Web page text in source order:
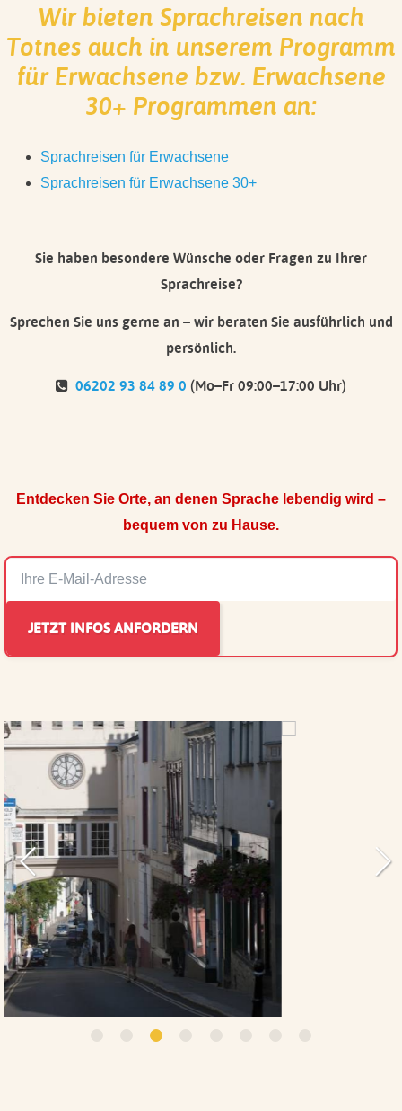
Wir bieten Sprachreisen nach
Totnes auch in unserem Programm
für Erwachsene bzw. Erwachsene
30+ Programmen an:
Sprachreisen für Erwachsene
Sprachreisen für Erwachsene 30+
Sie haben besondere Wünsche oder Fragen zu Ihrer
Sprachreise?
Sprechen Sie uns gerne an – wir beraten Sie ausführlich und
persönlich.
06202 93 84 89 0 (Mo–Fr 09:00–17:00 Uhr)
Entdecken Sie Orte, an denen Sprache lebendig wird –
bequem von zu Hause.
VORHERIGES
3